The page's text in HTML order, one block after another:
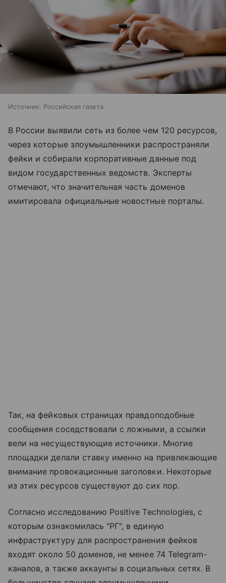
Источник: Российская газета
В России выявили сеть из более чем 120 ресурсов,
через которые злоумышленники распространяли
фейки и собирали корпоративные данные под
видом государственных ведомств. Эксперты
отмечают, что значительная часть доменов
имитировала официальные новостные порталы.
Так, на фейковых страницах правдоподобные
сообщения соседствовали с ложными, а ссылки
вели на несуществующие источники. Многие
площадки делали ставку именно на привлекающие
внимание провокационные заголовки. Некоторые
из этих ресурсов существуют до сих пор.
Согласно исследованию Positive Technologies, с
которым ознакомилась "РГ", в единую
инфраструктуру для распространения фейков
входят около 50 доменов, не менее 74 Telegram-
каналов, а также аккаунты в социальных сетях. В